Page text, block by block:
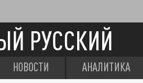
РУССКИЙ
НОВОСТИ АНАЛИТИКА